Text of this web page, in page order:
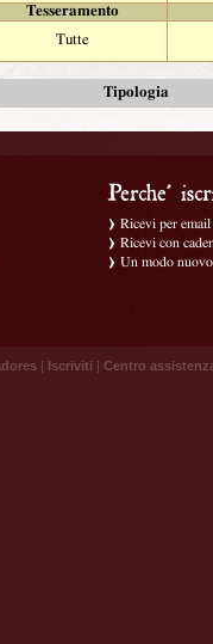
Tesseramento
Tutte
Tipologia
Ricevi per
Ricevi con
Un modo
| Iscriviti | Centro